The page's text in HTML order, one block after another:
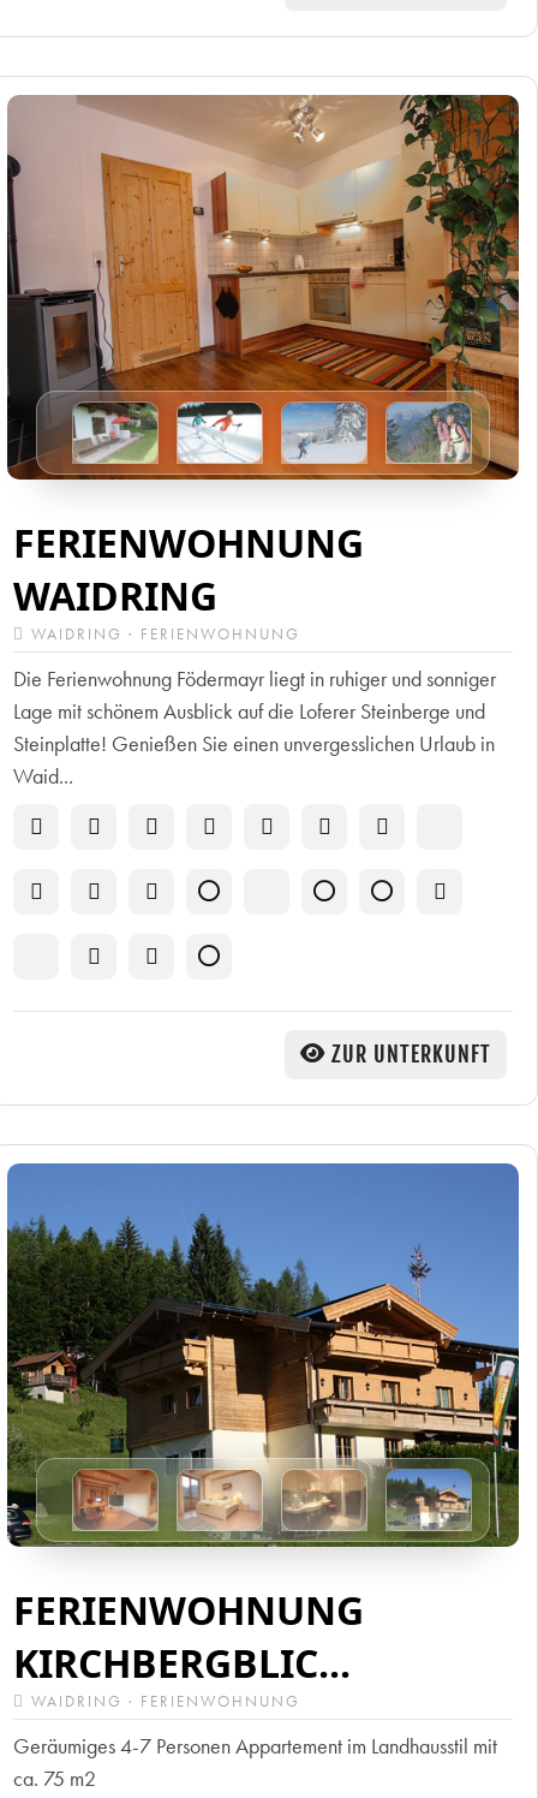
FERIENWOHNUNG
WAIDRING
WAIDRING · FERIENWOHNUNG
Die Ferienwohnung Födermayr liegt in ruhiger und sonniger
Lage mit schönem Ausblick auf die Loferer Steinberge und
Steinplatte! Genießen Sie einen unvergesslichen Urlaub in
Waid...
ZUR UNTERKUNFT
FERIENWOHNUNG
KIRCHBERGBLIC...
WAIDRING · FERIENWOHNUNG
Geräumiges 4-7 Personen Appartement im Landhausstil mit
ca. 75 m2